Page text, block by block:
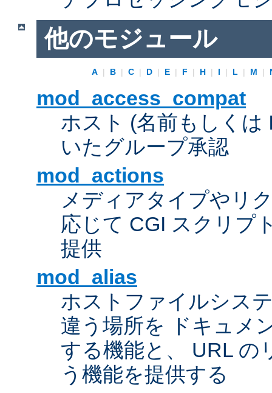
他のモジュール
A | B | C | D | E | F | H | I | L | M |
mod_access_compat
ホスト (名前もしくは
いたグループ承認
mod_actions
メディアタイプやリ
応じて CGI スクリプ
提供
mod_alias
ホストファイルシス
違う場所を ドキュメ
する機能と、 URL の
う機能を提供する